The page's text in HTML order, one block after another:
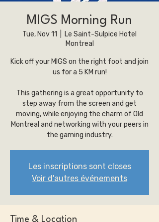
MIGS Morning Run
Tue, Nov 11
Le Saint-Sulpice Hotel
Montreal
​Kick off your MIGS on the right foot and join
us for a 5 KM run!
​This gathering is a great opportunity to
step away from the screen and get
moving, while enjoying the charm of Old
Montreal and networking with your peers in
the gaming industry.
Les inscriptions sont closes
Voir d'autres événements
Time & Location